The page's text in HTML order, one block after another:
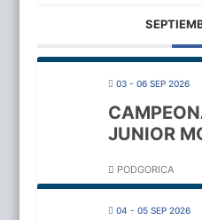
03 - 06 SEP 2026
JUNIOR
PODGORICA
04 - 05 SEP 2026